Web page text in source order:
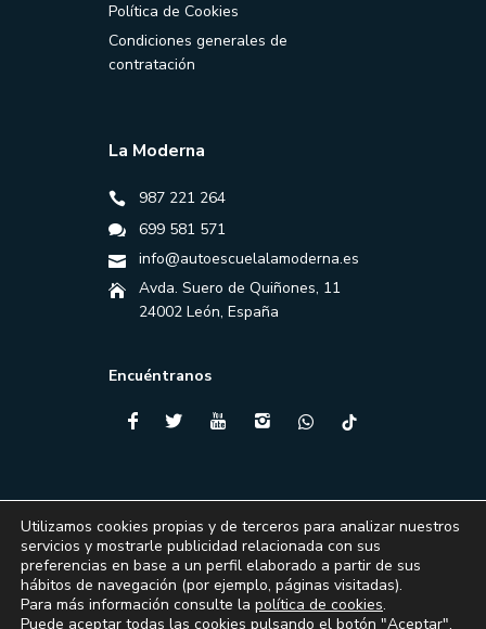
Política de Cookies
Condiciones generales de
contratación
La Moderna
987 221 264
699 581 571
info@autoescuelalamoderna.es
Avda. Suero de Quiñones, 11
24002 León, España
Encuéntranos
Utilizamos cookies propias y de terceros para analizar nuestros
servicios y mostrarle publicidad relacionada con sus
preferencias en base a un perfil elaborado a partir de sus
hábitos de navegación (por ejemplo, páginas visitadas).
Para más información consulte la política de cookies.
Puede aceptar todas las cookies pulsando el botón "Aceptar",